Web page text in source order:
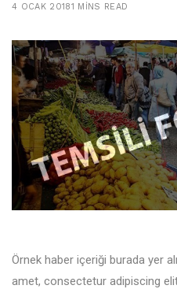
4 OCAK 20181 MINS READ
Örnek haber içeriği burada yer
amet, consectetur adipiscing